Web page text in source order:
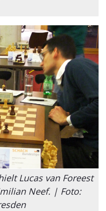
Lucas van Foreest
Neef. | Foto: